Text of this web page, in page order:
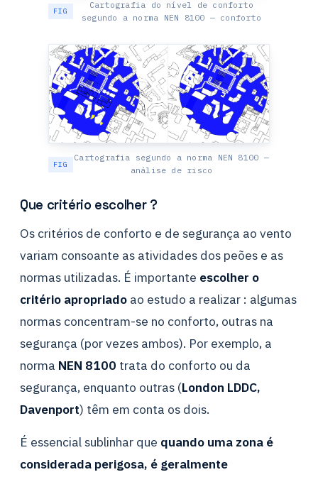
Cartografia do nível de conforto
segundo a norma NEN 8100 — conforto
Cartografia segundo a norma NEN 8100 —
análise de risco
Que critério escolher ?
Os critérios de conforto e de segurança ao vento
variam consoante as atividades dos peões e as
normas utilizadas. É importante escolher o
critério apropriado ao estudo a realizar : algumas
normas concentram-se no conforto, outras na
segurança (por vezes ambos). Por exemplo, a
norma NEN 8100 trata do conforto ou da
segurança, enquanto outras (London LDDC,
Davenport) têm em conta os dois.
É essencial sublinhar que quando uma zona é
considerada perigosa, é geralmente